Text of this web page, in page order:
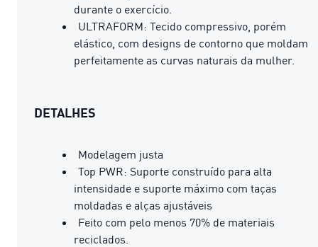
durante o exercício.
ULTRAFORM: Tecido compressivo, porém
elástico, com designs de contorno que moldam
perfeitamente as curvas naturais da mulher.
DETALHES
Modelagem justa
Top PWR: Suporte construído para alta
intensidade e suporte máximo com taças
moldadas e alças ajustáveis
Feito com pelo menos 70% de materiais
reciclados.